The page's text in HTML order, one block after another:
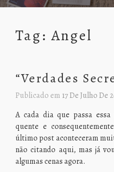
Tag: Angel
“Verdades
Publicado em 17 De Julho De
A cada dia que passa
quente e
último post aconteceram
não citando aqui, mas já
algumas cenas agora.